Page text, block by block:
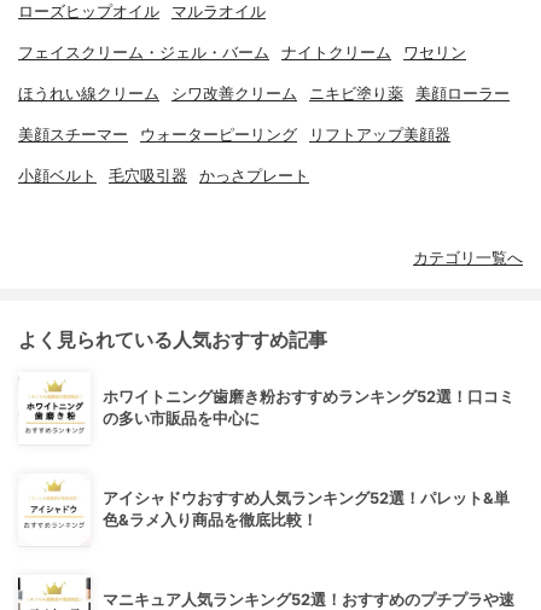
ローズヒップオイル マルラオイル
フェイスクリーム・ジェル・バーム ナイトクリーム ワセリン
ほうれい線クリーム シワ改善クリーム ニキビ塗り薬 美顔ローラー
美顔スチーマー ウォーターピーリング リフトアップ美顔器
小顔ベルト 毛穴吸引器 かっさプレート
カテゴリ一覧へ
よく見られている人気おすすめ記事
ホワイトニング歯磨き粉おすすめランキング52選！口コミ
の多い市販品を中心に
アイシャドウおすすめ人気ランキング52選！パレット&単
色&ラメ入り商品を徹底比較！
マニキュア人気ランキング52選！おすすめのプチプラや速